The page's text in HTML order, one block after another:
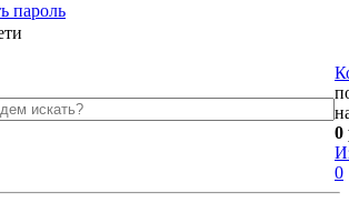
пароль
0
0